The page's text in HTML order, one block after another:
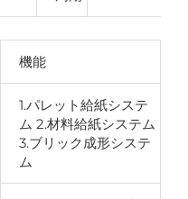
機能
1.パレット給紙システ
ム 2.材料給紙システム
3.ブリック成形システ
ム